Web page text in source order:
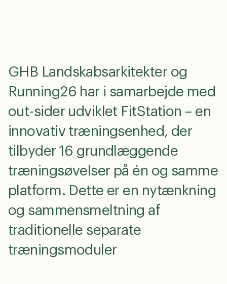
send
GHB Landskabsarkitekter og
Running26 har i samarbejde med
out-sider udviklet FitStation – en
innovativ træningsenhed, der
tilbyder 16 grundlæggende
træningsøvelser på én og samme
platform. Dette er en nytænkning
og sammensmeltning af
traditionelle separate
træningsmoduler